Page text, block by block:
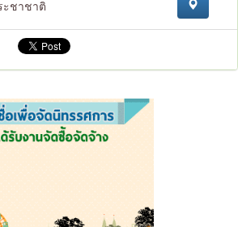
ชาชาติ